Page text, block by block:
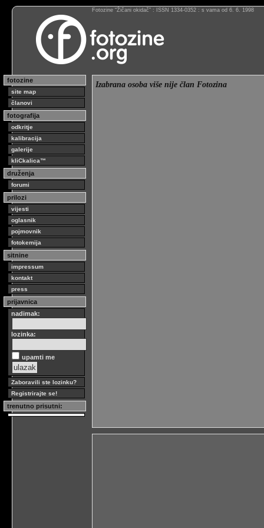
Fotozine “Žičani okidač” : ISSN 1334-0352 : s vama od 6. 6. 1998
fotozine
site map
članovi
fotografija
odkritje
kalibracija
galerije
kliCkalica™
druženja
forumi
prilozi
vijesti
oglasnik
pojmovnik
fotokemija
sitnine
impressum
kontakt
press
prijavnica
nadimak:
lozinka:
upamti me
Zaboravili ste lozinku?
Registrirajte se!
trenutno prisutni:
Izabrana osoba više nije član Fotozina